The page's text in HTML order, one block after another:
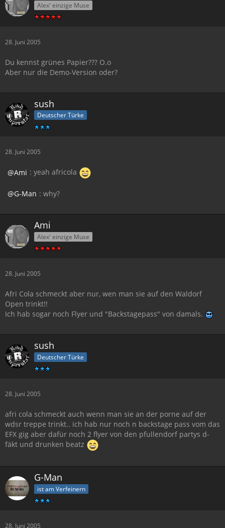
Alex' einzige Muse
28. Juni 2005
Du kennst grünes Papier??? O.o
Aber nur die Demo-Version oder?
sush
Deutscher Türke
28. Juni 2005
Ami : yeah africola
G-Man : why?
Ami
Alex' einzige Muse
28. Juni 2005
Afri Cola schmeckt aber nur, wen man sie auf den Waldorf
Open trinkt!!
Ich hab sogar noch Flyer und "Backstagepass" von damals.
sush
Deutscher Türke
28. Juni 2005
afri cola schmeckt auch wenn man sie an der porne auf der
wdsr treppe trinkt.. ich hab nur noch n backstage pass vom das
EFX gig aber dafür noch 2 flyer von den pfullendorf partys d-
fäkt und drunken beatz
G-Man
ist am Verfeinern
28. Juni 2005